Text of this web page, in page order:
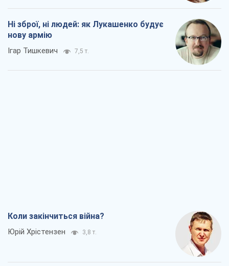
Ні зброї, ні людей: як Лукашенко будує
нову армію
Ігар Тишкевич 7,5 т.
Коли закінчиться війна?
Юрій Хрістензен 3,8 т.